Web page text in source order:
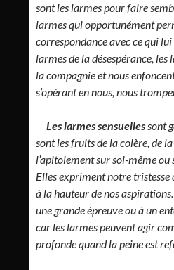
sont les larmes pour faire
larmes qui opportunément
correspondance avec ce qui
larmes de la désespérance,
la compagnie et nous
s’opérant en nous, nous
Les larmes sensuellessont
sont les fruits de la colère, de
l’apitoiement sur soi-même
Elles expriment notre tristesse
à la hauteur de nos
une grande épreuve ou à un
car les larmes peuvent agir
profonde quand la peine est